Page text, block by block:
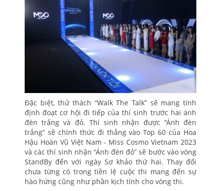
Đặc biệt, thử thách “Walk The Talk” sẽ mang tính
định đoạt cơ hội đi tiếp của thí sinh trước hai ánh
đèn trắng và đỏ. Thí sinh nhận được “Ánh đèn
trắng” sẽ chính thức đi thẳng vào Top 60 của Hoa
Hậu Hoàn Vũ Việt Nam - Miss Cosmo Vietnam 2023
và các thí sinh nhận “Ánh đèn đỏ” sẽ bước vào vòng
StandBy đến với ngày Sơ khảo thứ hai. Thay đổi
chưa từng có trong tiền lệ cuộc thi mang đến sự
hào hứng cũng như phần kịch tính cho vòng thi.